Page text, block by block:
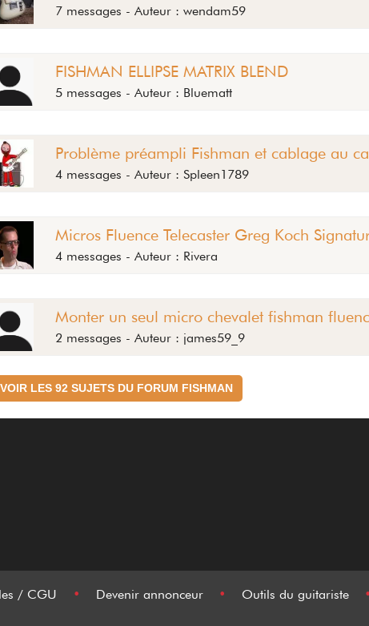
7 messages - Auteur : wendam59
FISHMAN ELLIPSE MATRIX BLEND
5 messages - Auteur : Bluematt
Problème préampli Fishman et cablage au
4 messages - Auteur : Spleen1789
Micros Fluence Telecaster Greg Koch
4 messages - Auteur : Rivera
Monter un seul micro chevalet fishman
2 messages - Auteur : james59_9
VOIR LES 92 SUJETS DU FORUM FISHMAN
/ CGU • Devenir annonceur • Outils du guitariste •